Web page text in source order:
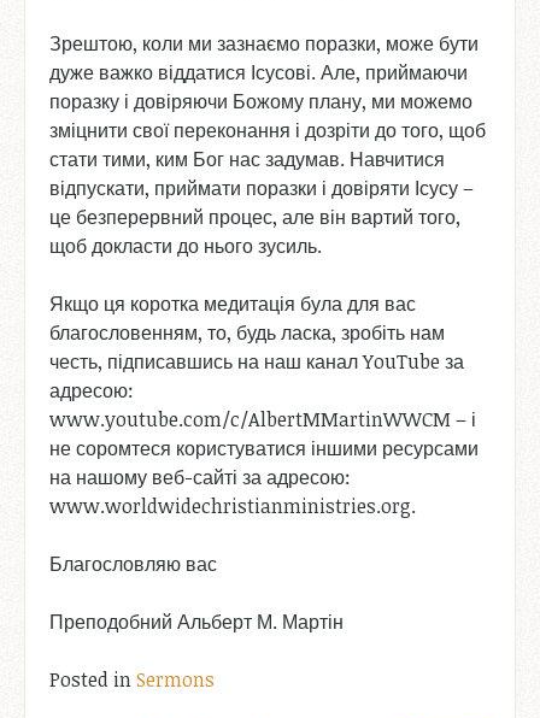
Зрештою, коли ми зазнаємо поразки, може бути
дуже важко віддатися Ісусові. Але, приймаючи
поразку і довіряючи Божому плану, ми можемо
зміцнити свої переконання і дозріти до того, щоб
стати тими, ким Бог нас задумав. Навчитися
відпускати, приймати поразки і довіряти Ісусу –
це безперервний процес, але він вартий того,
щоб докласти до нього зусиль.
Якщо ця коротка медитація була для вас
благословенням, то, будь ласка, зробіть нам
честь, підписавшись на наш канал YouTube за
адресою:
www.youtube.com/c/AlbertMMartinWWCM – і
не соромтеся користуватися іншими ресурсами
на нашому веб-сайті за адресою:
www.worldwidechristianministries.org.
Благословляю вас
Преподобний Альберт М. Мартін
Posted inSermons